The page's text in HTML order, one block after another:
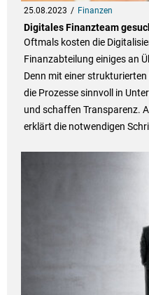
25.08.2023 Finanzen
Digitales Finanzteam
Oftmals kosten die
Finanzabteilung einiges an
Denn mit einer
die Prozesse sinnvoll in
und schaffen Transparenz.
erklärt die notwendigen